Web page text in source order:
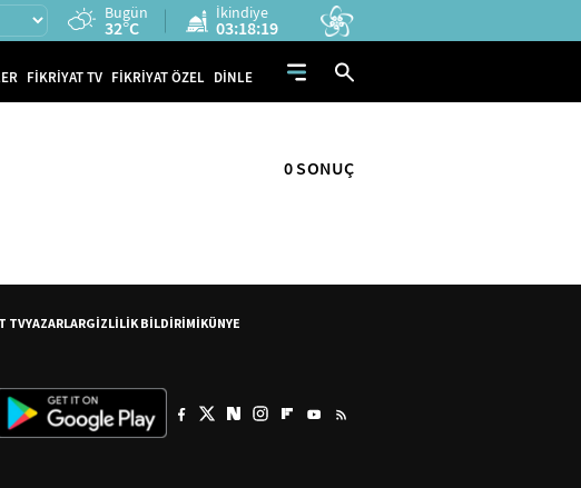
Bugün
32°C
İkindiye
03:18:19
FİKRİYAT TV FİKRİYAT ÖZEL DİNLE
0 SONUÇ
TVYAZARLARGİZLİLİK BİLDİRİMİKÜNYE